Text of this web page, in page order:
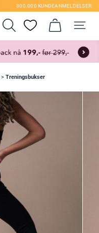
300.000 KUNDEANMELDELSER
> Treningsbukser